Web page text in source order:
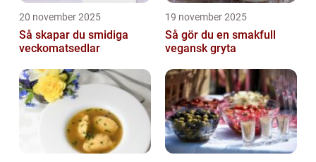
20 november 2025
Så skapar du smidiga
veckomatsedlar
19 november 2025
Så gör du en smakfull
vegansk gryta